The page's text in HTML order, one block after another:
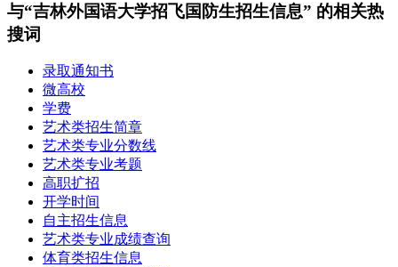
与“吉林外国语大学招飞国防生招生信息” 的相关热
搜词
录取通知书
微高校
学费
艺术类招生简章
艺术类专业分数线
艺术类专业考题
高职扩招
开学时间
自主招生信息
艺术类专业成绩查询
体育类招生信息